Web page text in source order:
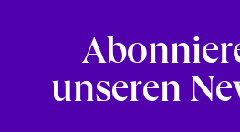
unseren